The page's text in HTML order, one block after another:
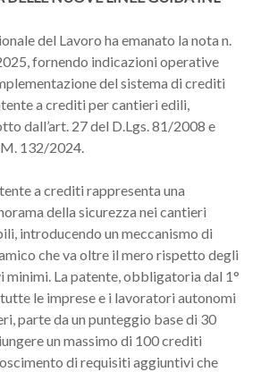
del Lavoro ha emanato la nota n.
fornendo indicazioni operative
del sistema di crediti
a crediti per cantieri edili,
dall’art. 27 del D.Lgs. 81/2008 e
132/2024.
a crediti rappresenta una
della sicurezza nei cantieri
introducendo un meccanismo di
che va oltre il mero rispetto degli
La patente, obbligatoria dal 1°
le imprese e i lavoratori autonomi
parte da un punteggio base di 30
un massimo di 100 crediti
di requisiti aggiuntivi che